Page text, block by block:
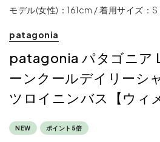
モデル(女性)：161cm / 着用サイズ：S
patagonia
patagonia パタゴニア
ーンクールデイリーシ
ツロイニンバス【ウィ
NEW ポイント5倍